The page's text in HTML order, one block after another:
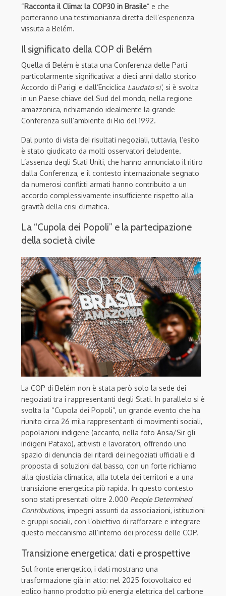
“Racconta il Clima: la COP30 in Brasile” e che
porteranno una testimonianza diretta dell’esperienza
vissuta a Belém.
Il significato della COP di Belém
Quella di Belém è stata una Conferenza delle Parti
particolarmente significativa: a dieci anni dallo storico
Accordo di Parigi e dall’Enciclica Laudato si’, si è svolta
in un Paese chiave del Sud del mondo, nella regione
amazzonica, richiamando idealmente la grande
Conferenza sull’ambiente di Rio del 1992.
Dal punto di vista dei risultati negoziali, tuttavia, l’esito
è stato giudicato da molti osservatori deludente.
L’assenza degli Stati Uniti, che hanno annunciato il ritiro
dalla Conferenza, e il contesto internazionale segnato
da numerosi conflitti armati hanno contribuito a un
accordo complessivamente insufficiente rispetto alla
gravità della crisi climatica.
La “Cupola dei Popoli” e la partecipazione
della società civile
La COP di Belém non è stata però solo la sede dei
negoziati tra i rappresentanti degli Stati. In parallelo si è
svolta la “Cupola dei Popoli”, un grande evento che ha
riunito circa 26 mila rappresentanti di movimenti sociali,
popolazioni indigene (accanto, nella foto Ansa/Sir gli
indigeni Pataxo), attivisti e lavoratori, offrendo uno
spazio di denuncia dei ritardi dei negoziati ufficiali e di
proposta di soluzioni dal basso, con un forte richiamo
alla giustizia climatica, alla tutela dei territori e a una
transizione energetica più rapida. In questo contesto
sono stati presentati oltre 2.000 People Determined
Contributions, impegni assunti da associazioni, istituzioni
e gruppi sociali, con l’obiettivo di rafforzare e integrare
questo meccanismo all’interno dei processi delle COP.
Transizione energetica: dati e prospettive
Sul fronte energetico, i dati mostrano una
trasformazione già in atto: nel 2025 fotovoltaico ed
eolico hanno prodotto più energia elettrica del carbone